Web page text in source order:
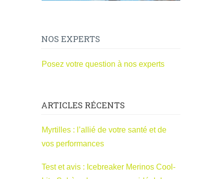
NOS EXPERTS
Posez votre question à nos experts
ARTICLES RÉCENTS
Myrtilles : l’allié de votre santé et de
vos performances
Test et avis : Icebreaker Merinos Cool-